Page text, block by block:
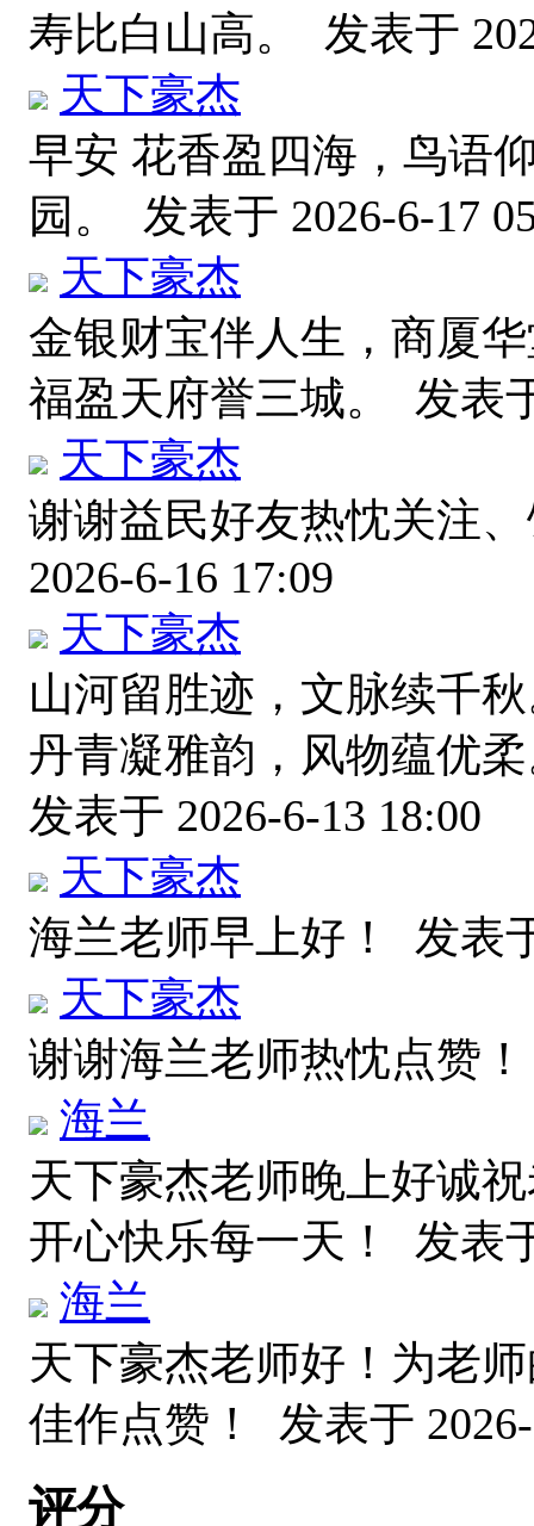
寿比白山高。 发表于
天下豪杰
早安 花香盈四海，鸟语
园。 发表于 2026-6-17
天下豪杰
金银财宝伴人生，商厦
福盈天府誉三城。 发表
天下豪杰
谢谢益民好友热忱关注
2026-6-16 17:09
天下豪杰
山河留胜迹，文脉续千
丹青凝雅韵，风物蕴优
发表于 2026-6-13 18:00
天下豪杰
海兰老师早上好！ 发表
天下豪杰
谢谢海兰老师热忱点赞
海兰
天下豪杰老师晚上好诚
开心快乐每一天！ 发表
海兰
天下豪杰老师好！为老
佳作点赞！ 发表于
评分